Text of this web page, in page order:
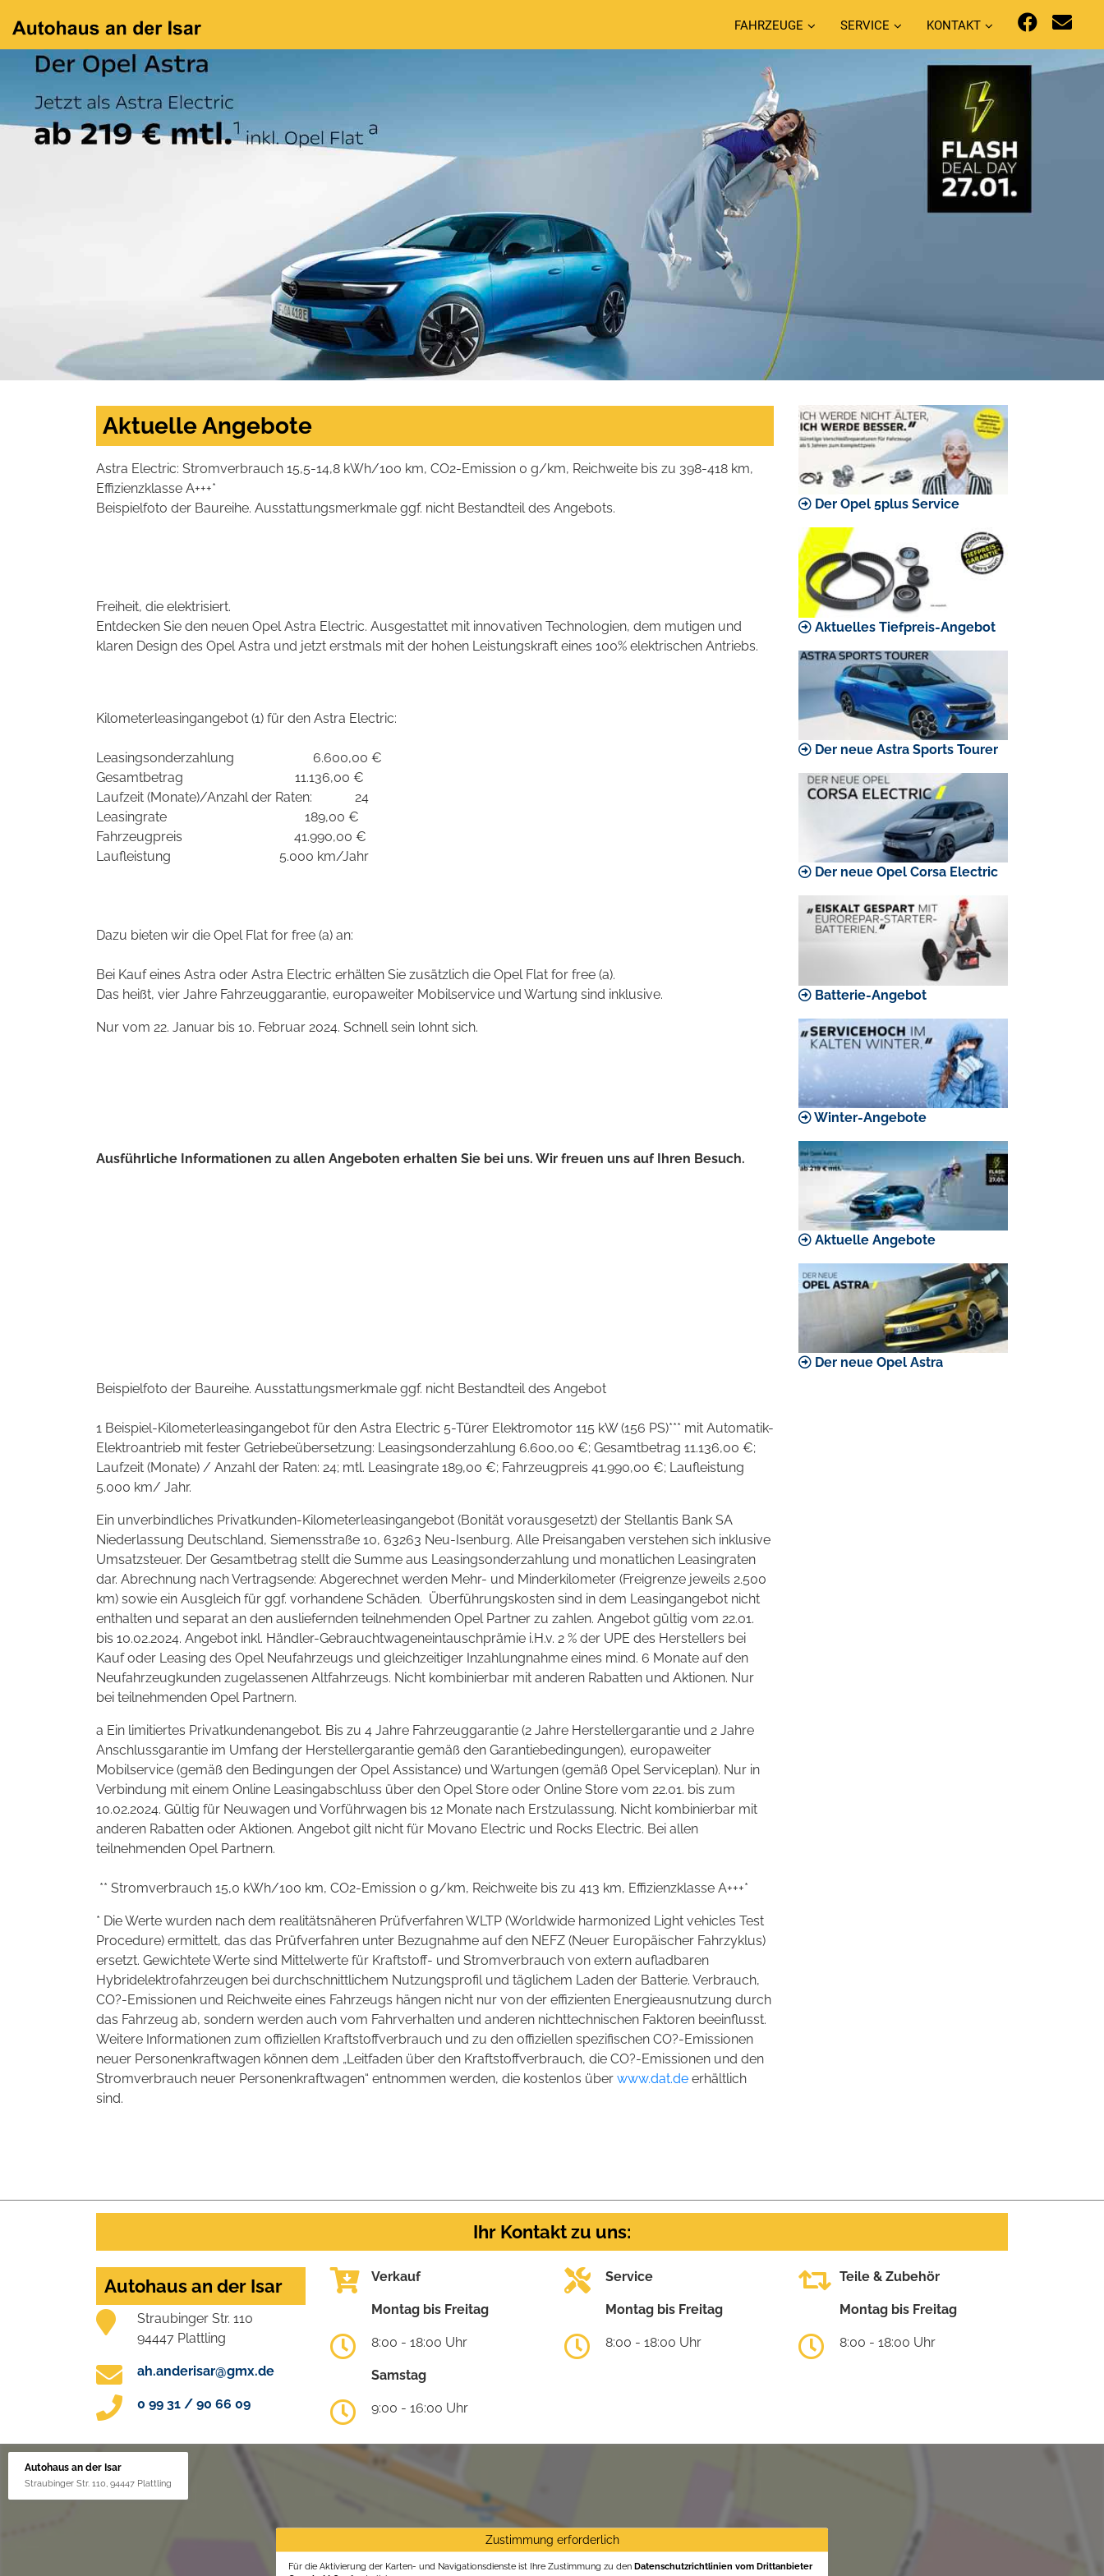
FAHRZEUGE SERVICE KONTAKT
Aktuelle Angebote
Astra Electric: Stromverbrauch 15,5-14,8 kWh/100 km, CO2-Emission 0 g/km, Reichweite bis zu 398-418 km,
Effizienzklasse A+++*
Beispielfoto der Baureihe. Ausstattungsmerkmale ggf. nicht Bestandteil des Angebots.
Freiheit, die elektrisiert.
Entdecken Sie den neuen Opel Astra Electric. Ausgestattet mit innovativen Technologien, dem mutigen und
klaren Design des Opel Astra und jetzt erstmals mit der hohen Leistungskraft eines 100% elektrischen Antriebs.
Kilometerleasingangebot (1) für den Astra Electric:
Leasingsonderzahlung 6.600,00 €
Gesamtbetrag 11.136,00 €
Laufzeit (Monate)/Anzahl der Raten: 24
Leasingrate 189,00 €
Fahrzeugpreis 41.990,00 €
Laufleistung 5.000 km/Jahr
Dazu bieten wir die Opel Flat for free (a) an:
Bei Kauf eines Astra oder Astra Electric erhälten Sie zusätzlich die Opel Flat for free (a).
Das heißt, vier Jahre Fahrzeuggarantie, europaweiter Mobilservice und Wartung sind inklusive.
Nur vom 22. Januar bis 10. Februar 2024. Schnell sein lohnt sich.
Ausführliche Informationen zu allen Angeboten erhalten Sie bei uns. Wir freuen uns auf Ihren Besuch.
Beispielfoto der Baureihe. Ausstattungsmerkmale ggf. nicht Bestandteil des Angebot
1 Beispiel-Kilometerleasingangebot für den Astra Electric 5-Türer Elektromotor 115 kW (156 PS)*** mit Automatik-
Elektroantrieb mit fester Getriebeübersetzung: Leasingsonderzahlung 6.600,00 €; Gesamtbetrag 11.136,00 €;
Laufzeit (Monate) / Anzahl der Raten: 24; mtl. Leasingrate 189,00 €; Fahrzeugpreis 41.990,00 €; Laufleistung
5.000 km/ Jahr.
Ein unverbindliches Privatkunden-Kilometerleasingangebot (Bonität vorausgesetzt) der Stellantis Bank SA
Niederlassung Deutschland, Siemensstraße 10, 63263 Neu-Isenburg. Alle Preisangaben verstehen sich inklusive
Umsatzsteuer. Der Gesamtbetrag stellt die Summe aus Leasingsonderzahlung und monatlichen Leasingraten
dar. Abrechnung nach Vertragsende: Abgerechnet werden Mehr- und Minderkilometer (Freigrenze jeweils 2.500
km) sowie ein Ausgleich für ggf. vorhandene Schäden. Überführungskosten sind in dem Leasingangebot nicht
enthalten und separat an den ausliefernden teilnehmenden Opel Partner zu zahlen. Angebot gültig vom 22.01.
bis 10.02.2024. Angebot inkl. Händler-Gebrauchtwageneintauschprämie i.H.v. 2 % der UPE des Herstellers bei
Kauf oder Leasing des Opel Neufahrzeugs und gleichzeitiger Inzahlungnahme eines mind. 6 Monate auf den
Neufahrzeugkunden zugelassenen Altfahrzeugs. Nicht kombinierbar mit anderen Rabatten und Aktionen. Nur
bei teilnehmenden Opel Partnern.
a Ein limitiertes Privatkundenangebot. Bis zu 4 Jahre Fahrzeuggarantie (2 Jahre Herstellergarantie und 2 Jahre
Anschlussgarantie im Umfang der Herstellergarantie gemäß den Garantiebedingungen), europaweiter
Mobilservice (gemäß den Bedingungen der Opel Assistance) und Wartungen (gemäß Opel Serviceplan). Nur in
Verbindung mit einem Online Leasingabschluss über den Opel Store oder Online Store vom 22.01. bis zum
10.02.2024. Gültig für Neuwagen und Vorführwagen bis 12 Monate nach Erstzulassung. Nicht kombinierbar mit
anderen Rabatten oder Aktionen. Angebot gilt nicht für Movano Electric und Rocks Electric. Bei allen
teilnehmenden Opel Partnern.
** Stromverbrauch 15,0 kWh/100 km, CO2-Emission 0 g/km, Reichweite bis zu 413 km, Effizienzklasse A+++*
* Die Werte wurden nach dem realitätsnäheren Prüfverfahren WLTP (Worldwide harmonized Light vehicles Test
Procedure) ermittelt, das das Prüfverfahren unter Bezugnahme auf den NEFZ (Neuer Europäischer Fahrzyklus)
ersetzt. Gewichtete Werte sind Mittelwerte für Kraftstoff- und Stromverbrauch von extern aufladbaren
Hybridelektrofahrzeugen bei durchschnittlichem Nutzungsprofil und täglichem Laden der Batterie. Verbrauch,
CO?-Emissionen und Reichweite eines Fahrzeugs hängen nicht nur von der effizienten Energieausnutzung durch
das Fahrzeug ab, sondern werden auch vom Fahrverhalten und anderen nichttechnischen Faktoren beeinflusst.
Weitere Informationen zum offiziellen Kraftstoffverbrauch und zu den offiziellen spezifischen CO?-Emissionen
neuer Personenkraftwagen können dem „Leitfaden über den Kraftstoffverbrauch, die CO?-Emissionen und den
Stromverbrauch neuer Personenkraftwagen“ entnommen werden, die kostenlos über www.dat.de erhältlich
sind.
Der Opel 5plus Service
Aktuelles Tiefpreis-Angebot
Der neue Astra Sports Tourer
Der neue Opel Corsa Electric
Batterie-Angebot
Winter-Angebote
Aktuelle Angebote
Der neue Opel Astra
Ihr Kontakt zu uns:
Autohaus an der Isar
Straubinger Str. 110
94447 Plattling
ah.anderisar@gmx.de
0 99 31 / 90 66 09
Verkauf
Montag bis Freitag
8:00 - 18:00 Uhr
Samstag
9:00 - 16:00 Uhr
Service
Montag bis Freitag
8:00 - 18:00 Uhr
Teile & Zubehör
Montag bis Freitag
8:00 - 18:00 Uhr
Autohaus an der Isar
Straubinger Str. 110, 94447 Plattling
Zustimmung erforderlich
Für die Aktivierung der Karten- und Navigationsdienste ist Ihre Zustimmung zu den Datenschutzrichtlinien vom Drittanbieter